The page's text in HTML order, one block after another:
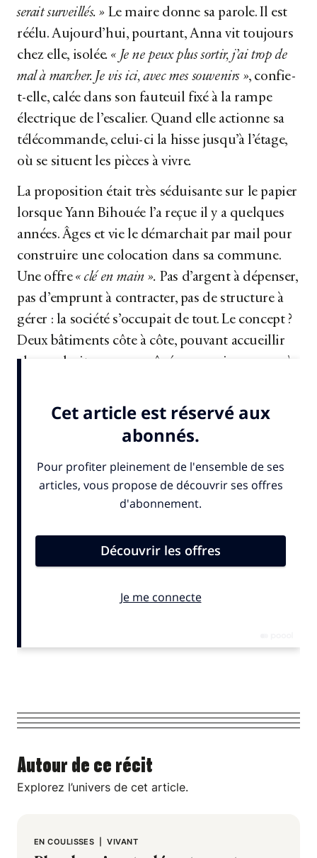
serait surveillés. » Le maire donne sa parole. Il est
réélu. Aujourd’hui, pourtant, Anna vit toujours
chez elle, isolée. « Je ne peux plus sortir, j’ai trop de
mal à marcher. Je vis ici, avec mes souvenirs », confie-
t-elle, calée dans son fauteuil fixé à la rampe
électrique de l’escalier. Quand elle actionne sa
télécommande, celui-ci la hisse jusqu’à l’étage,
où se situent les pièces à vivre.
La proposition était très séduisante sur le papier
lorsque Yann Bihouée l’a reçue il y a quelques
années. Âges et vie le démarchait par mail pour
construire une colocation dans sa commune.
Une offre « clé en main ». Pas d’argent à dépenser,
pas d’emprunt à contracter, pas de structure à
gérer : la société s’occupait de tout. Le concept ?
Deux bâtiments côte à côte, pouvant accueillir
chacun huit personnes âgées, une vie
« comme à
Autour de ce récit
Explorez l’univers de cet article.
EN COULISSES |VIVANT